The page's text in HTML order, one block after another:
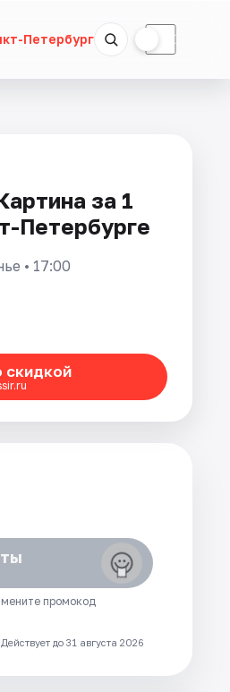
Петербург ☾
за 1
Петербурге
• 17:00
скидкой
промокод
Действует до 31 августа 2026